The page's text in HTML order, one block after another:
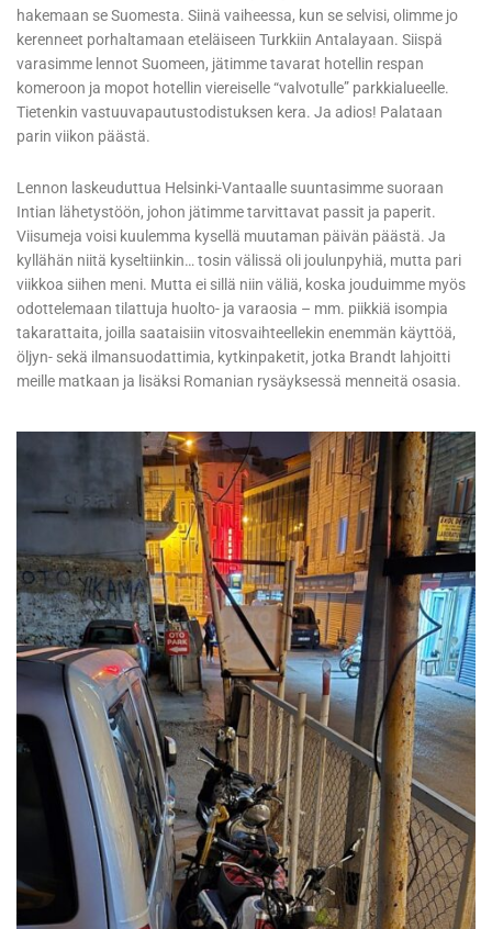
hakemaan se Suomesta. Siinä vaiheessa, kun se selvisi, olimme jo
kerenneet porhaltamaan eteläiseen Turkkiin Antalayaan. Siispä
varasimme lennot Suomeen, jätimme tavarat hotellin respan
komeroon ja mopot hotellin viereiselle “valvotulle” parkkialueelle.
Tietenkin vastuuvapautustodistuksen kera. Ja adios! Palataan
parin viikon päästä.
Lennon laskeuduttua Helsinki-Vantaalle suuntasimme suoraan
Intian lähetystöön, johon jätimme tarvittavat passit ja paperit.
Viisumeja voisi kuulemma kysellä muutaman päivän päästä. Ja
kyllähän niitä kyseltiinkin… tosin välissä oli joulunpyhiä, mutta pari
viikkoa siihen meni. Mutta ei sillä niin väliä, koska jouduimme myös
odottelemaan tilattuja huolto- ja varaosia – mm. piikkiä isompia
takarattaita, joilla saataisiin vitosvaihteellekin enemmän käyttöä,
öljyn- sekä ilmansuodattimia, kytkinpaketit, jotka Brandt lahjoitti
meille matkaan ja lisäksi Romanian rysäyksessä menneitä osasia.